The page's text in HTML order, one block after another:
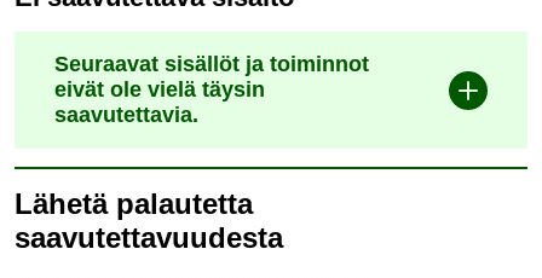
Seuraavat sisällöt ja toiminnot
eivät ole vielä täysin
saavutettavia.
Lähetä palautetta
saavutettavuudesta